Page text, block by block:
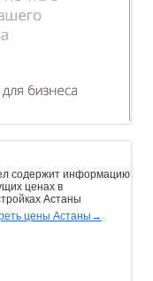
содержит информацию
ценах в
Астаны
цены Астаны→